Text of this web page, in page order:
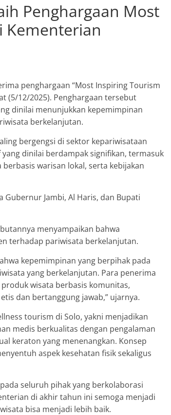
Penghargaan Most
Kementerian
penghargaan “Most Inspiring Tourism
(5/12/2025). Penghargaan tersebut
dinilai menunjukkan kepemimpinan
berkelanjutan.
bergengsi di sektor kepariwisataan
dinilai berdampak signifikan, termasuk
warisan lokal, serta kebijakan
Jambi, Al Haris, dan Bupati
menyampaikan bahwa
terhadap pariwisata berkelanjutan.
kepemimpinan yang berpihak pada
yang berkelanjutan. Para penerima
wisata berbasis komunitas,
dan bertanggung jawab,” ujarnya.
tourism di Solo, yakni menjadikan
medis berkualitas dengan pengalaman
keraton yang menenangkan. Konsep
aspek kesehatan fisik sekaligus
seluruh pihak yang berkolaborasi
di akhir tahun ini semoga menjadi
bisa menjadi lebih baik.